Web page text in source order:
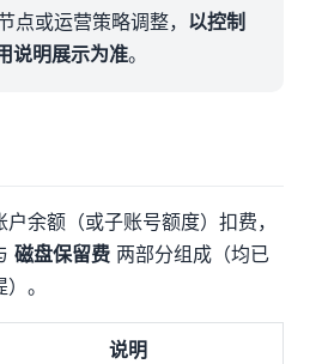
点或运营策略调整， 以控制
说明展示为准。
户余额（或子账号额度）扣费，
磁盘保留费 两部分组成（均已
。
说明